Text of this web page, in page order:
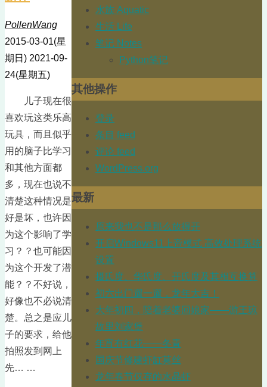
PollenWang
2015-03-01(星
期日) 2021-09-
24(星期五)
儿子现在很
喜欢玩这类乐高
玩具，而且似乎
用的脑子比学习
和其他方面都
多，现在也说不
清楚这种情况是
好是坏，也许因
为这个影响了学
习？？也可能因
为这个开发了潜
能？？不好说，
好像也不必说清
楚。总之是应儿
子的要求，给他
拍照发到网上
先… …
水族 Aquatic
生活 Life
笔记 Notes
Python笔记
其他操作
登录
条目 feed
评论 feed
WordPress.org
最新
原来我也不是那么放得开
开启Windows11上帝模式 高效处理系统
设置
摄氏度、华氏度、开氏度及其相互换算
初六出门遛一遛，龙年大吉！
大年初四，陪着老婆回娘家——游王琼
故里刘家堡
年宵有红花——冬青
国庆节修建虾缸莫丝
龙年春节仅存的水晶虾